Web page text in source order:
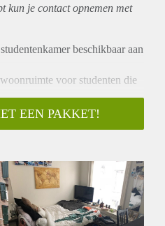
kun je contact opnemen met
beschikbaar aan
voor studenten die
wat betekent dat alle
en zorgt ervoor dat je alles
naar de universiteit of
van het bruisende
EEN PAKKET!